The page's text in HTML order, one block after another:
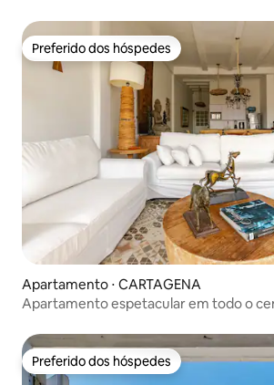
Preferido dos hóspedes
Preferido dos hóspedes
Apartamento ⋅ CARTAGENA
Apartamento espetacular em todo o
Preferido dos hóspedes
Preferido dos hóspedes